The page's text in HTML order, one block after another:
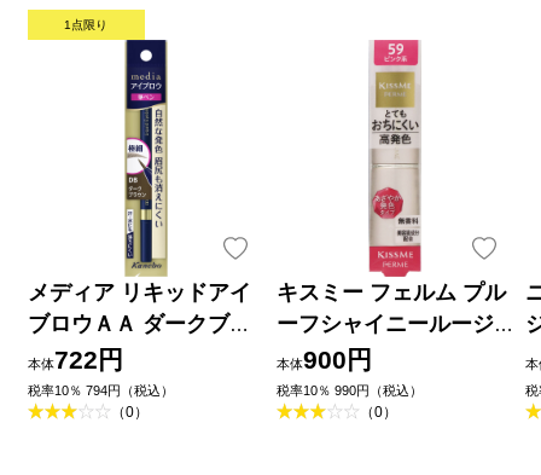
1点限り
メディア リキッドアイ
ブロウＡＡ ダークブラ
ウン ＤＢ カネボウ化粧
品
本体722円
税率10％ 794円（税込）
（0）
キスミー フェルム プル
ーフシャイニールージ
ュ 59 ３．８Ｇ 伊勢半
本体900円
税率10％ 990円（税込）
（0）
本
税